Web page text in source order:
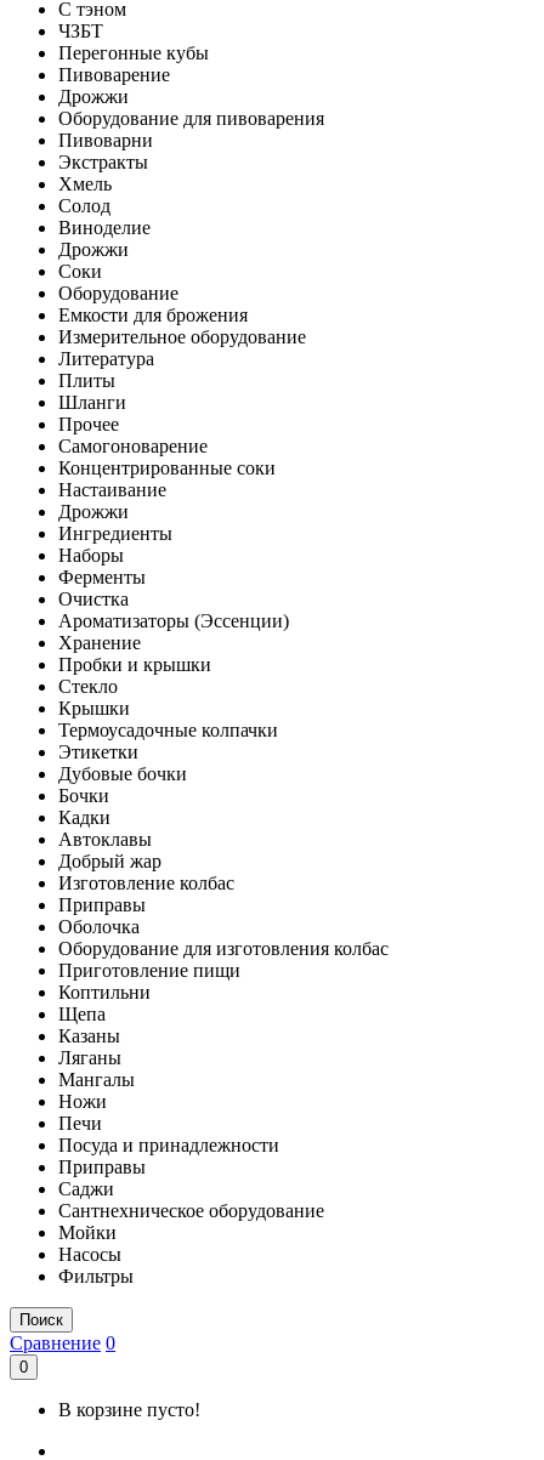
С тэном
ЧЗБТ
Перегонные кубы
Пивоварение
Дрожжи
Оборудование для пивоварения
Пивоварни
Экстракты
Хмель
Солод
Виноделие
Дрожжи
Соки
Оборудование
Емкости для брожения
Измерительное оборудование
Литература
Плиты
Шланги
Прочее
Самогоноварение
Концентрированные соки
Настаивание
Дрожжи
Ингредиенты
Наборы
Ферменты
Очистка
Ароматизаторы (Эссенции)
Хранение
Пробки и крышки
Стекло
Крышки
Термоусадочные колпачки
Этикетки
Дубовые бочки
Бочки
Кадки
Автоклавы
Добрый жар
Изготовление колбас
Приправы
Оболочка
Оборудование для изготовления колбас
Приготовление пищи
Коптильни
Щепа
Казаны
Ляганы
Мангалы
Ножи
Печи
Посуда и принадлежности
Приправы
Саджи
Сантнехническое оборудование
Мойки
Насосы
Фильтры
Поиск
Сравнение 0
0
В корзине пусто!